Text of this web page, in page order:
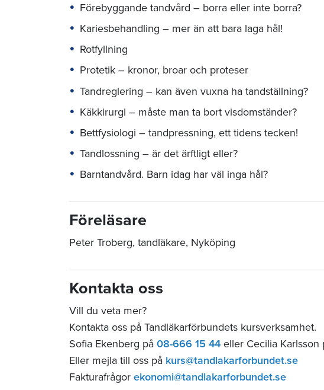
Förebyggande tandvård – borra eller inte borra?
Kariesbehandling – mer än att bara laga hål!
Rotfyllning
Protetik – kronor, broar och proteser
Tandreglering – kan även vuxna ha tandställning?
Käkkirurgi – måste man ta bort visdomständer?
Bettfysiologi – tandpressning, ett tidens tecken!
Tandlossning – är det ärftligt eller?
Barntandvård. Barn idag har väl inga hål?
Föreläsare
Peter Troberg, tandläkare, Nyköping
Kontakta oss
Vill du veta mer?
Kontakta oss på Tandläkarförbundets kursverksamhet.
Sofia Ekenberg på 08-666 15 44 eller Cecilia Karlsson
Eller mejla till oss på kurs@tandlakarforbundet.se
Fakturafrågor ekonomi@tandlakarforbundet.se